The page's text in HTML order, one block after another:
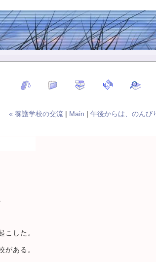
« 養護学校の交流 | Main | 午後からは、のんび
こした。
がある。